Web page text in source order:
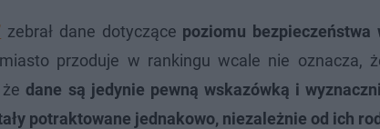
zebrał dane dotyczące poziomu
przoduje w rankingu wcale nie oznacza,
dane są jedynie pewną wskazówką i
potraktowane jednakowo, niezależnie od ich